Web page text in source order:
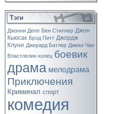
Тэги
Джонни Депп Бен Стиллер Джон
Кьюсак Брэд Питт Джордж
Клуни Джерард Батлер Джеки Чан
Властлелин колец боевик
драма мелодрама
Приключения
Криминал спорт
комедия